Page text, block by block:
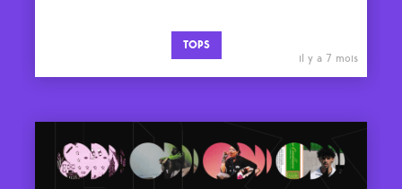
TOPS
il y a 7 mois